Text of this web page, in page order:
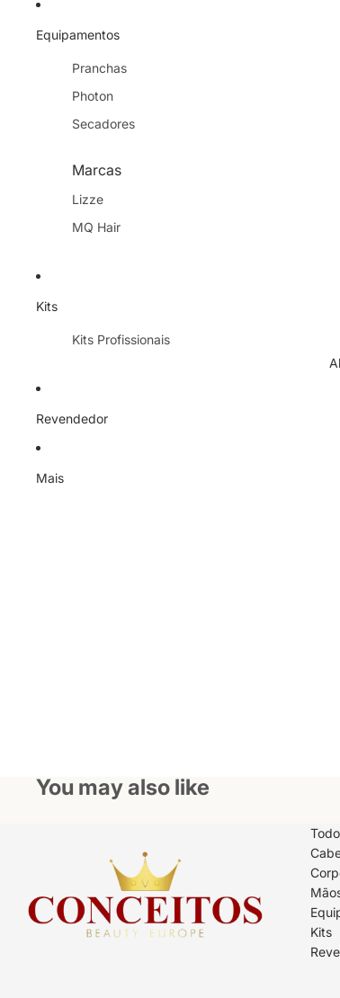
Repos
SoS Beauty
Equipamentos
Pranchas
Photon
Secadores
Marcas
Lizze
MQ Hair
Kits
Kits Profissionais
Revendedor
Mais
You may also like
Kits